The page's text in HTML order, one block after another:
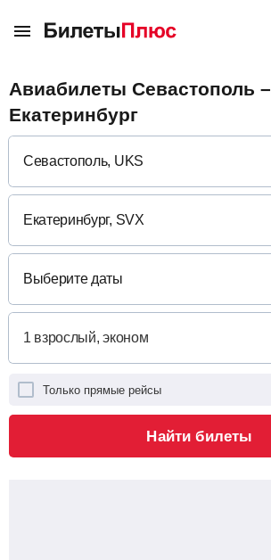
Авиабилеты Севастополь –
Екатеринбург
Выберите даты
Только прямые рейсы
Найти билеты